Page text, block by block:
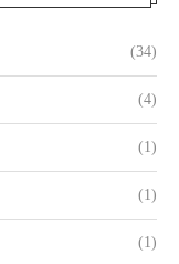
(34)
(4)
(1)
(1)
(1)